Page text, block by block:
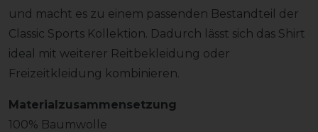
und macht es zu einem passenden Bestandteil der
Classic Sports Kollektion. Dadurch lässt sich das Shirt
ideal mit weiterer Reitbekleidung oder
Freizeitkleidung kombinieren.
Materialzusammensetzung
100% Baumwolle